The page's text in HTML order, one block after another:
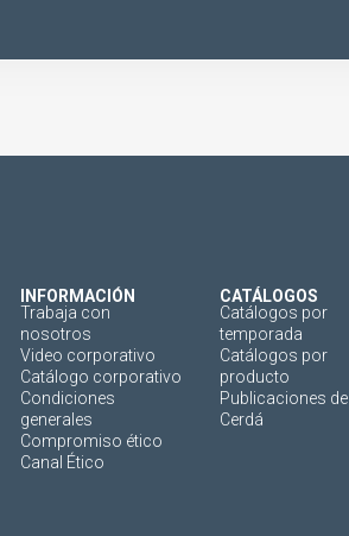
INFORMACIÓN
Trabaja con
nosotros
Video corporativo
Catálogo corporativo
Condiciones
generales
Compromiso ético
Canal Ético
CATÁLOGOS
Catálogos por
temporada
Catálogos por
producto
Publicaciones de
Cerdá